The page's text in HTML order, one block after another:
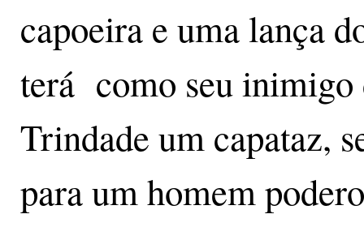
capoeira e uma lança
terá como seu
Trindade um capataz,
para um homem